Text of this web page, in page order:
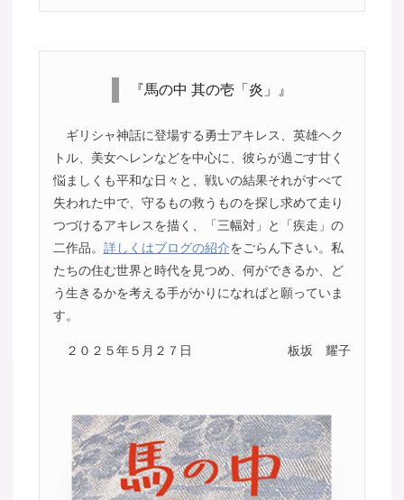
『馬の中 其の壱「炎」』
ギリシャ神話に登場する勇士アキレス、英雄ヘク
トル、美女ヘレンなどを中心に、彼らが過ごす甘く
悩ましくも平和な日々と、戦いの結果それがすべて
失われた中で、守るもの救うものを探し求めて走り
つづけるアキレスを描く、「三幅対」と「疾走」の
二作品。 詳しくはブログの紹介をごらん下さい。私
たちの住む世界と時代を見つめ、何ができるか、ど
う生きるかを考える手がかりになればと願っていま
す。
２０２５年５月２７日 板坂 耀子